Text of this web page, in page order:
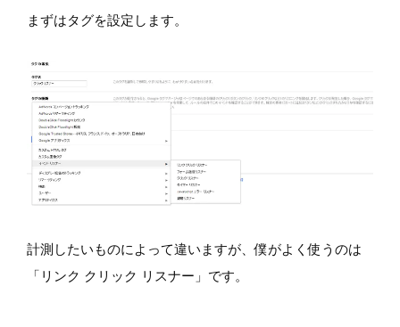
まずはタグを設定します。
計測したいものによって違いますが、僕がよく使うのは
「リンク クリック リスナー」です。